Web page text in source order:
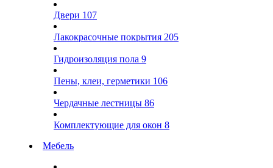
Двери 107
Лакокрасочные покрытия 205
Гидроизоляция пола 9
Пены, клеи, герметики 106
Чердачные лестницы 86
Комплектующие для окон 8
Мебель